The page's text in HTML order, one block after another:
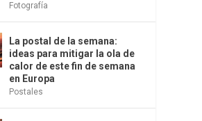
Fotografía
La postal de la semana:
ideas para mitigar la ola de
calor de este fin de semana
en Europa
Postales